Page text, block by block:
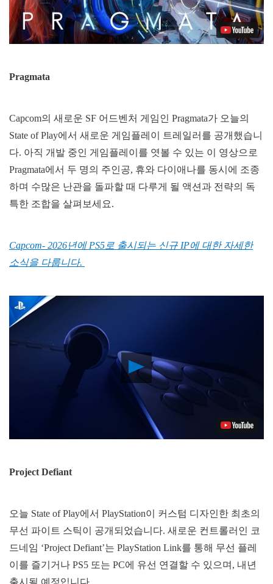
Pragmata
Capcom의 새로운 SF 어드벤처 게임인 Pragmata가 오늘의
State of Play에서 새로운 게임플레이 트레일러를 공개했습니
다. 아직 개발 중인 게임플레이를 엿볼 수 있는 이 영상으로
Pragmata에서 두 명의 주인공, 휴와 다이애나를 동시에 조종
하며 수많은 난관을 돌파할 때 다루게 될 액션과 전략의 독
특한 조합을 살펴보세요.
Capcom- 2026년에 PS5로 출시되는 신규 IP에 대한 자세한
소식을 다룹니다.
Play
Video
Project Defiant
오늘 State of Play에서 PlayStation이 커스텀 디자인한 최초의
무선 파이트 스틱이 공개되었습니다. 새로운 컨트롤러인 코
드네임 ‘Project Defiant’는 PlayStation Link를 통해 무선 플레
이를 즐기거나 PS5 또는 PC에 유선 연결할 수 있으며, 내년